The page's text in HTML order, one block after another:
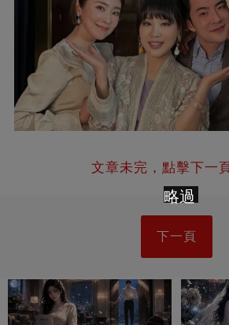
文章未完，點擊下一
下一頁
略過